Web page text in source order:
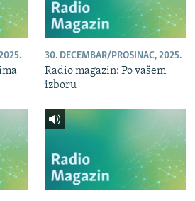
30. DECEMBAR/PROSINAC, 2025.
Radio magazin: Po vašem
izboru